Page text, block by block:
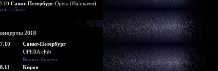
Санкт-Петербург Opera (Haloween)
билет
2018
Санкт-Петербург
OPERA club
Купить билеты
Киров